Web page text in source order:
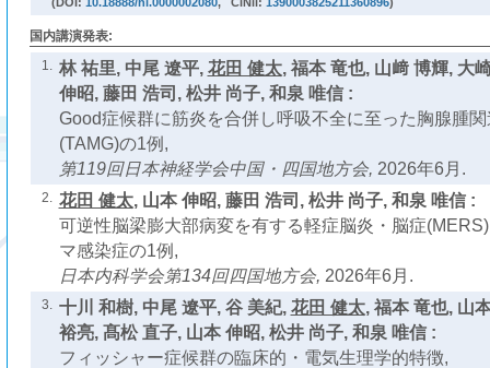
国内講演発表:
1. 林 祐里, 中尾 遼平, 花田 健太, 福本 竜也, 山﨑 博輝, 大
伸昭, 藤田 浩司, 松井 尚子, 和泉 唯信 :
Good症候群に筋炎を合併し呼吸不全に至った胸腺腫
(TAMG)の1例,
第119回日本神経学会中国・四国地方会, 2026年6月.
2. 花田 健太, 山本 伸昭, 藤田 浩司, 松井 尚子, 和泉 唯信 :
可逆性脳梁膨大部病変を有する軽症脳炎・脳症
マ感染症の1例,
日本内科学会第134回四国地方会, 2026年6月.
3. 十川 和樹, 中尾 遼平, 谷 美紀, 花田 健太, 福本 竜也, 山
裕亮, 髙松 直子, 山本 伸昭, 松井 尚子, 和泉 唯信 :
フィッシャー症候群の臨床的・電気生理学的特徴,